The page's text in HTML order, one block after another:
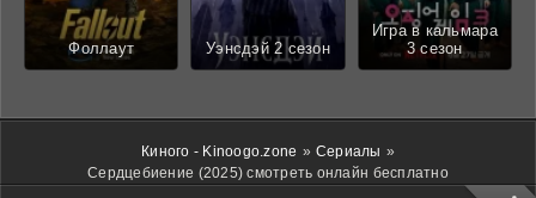
Фоллаут Уэнсдэй 2 сезон
Игра в кальмара
3 сезон
Киного - Kinoogo.zone » Сериалы »
Сердцебиение (2025) смотреть онлайн бесплатно